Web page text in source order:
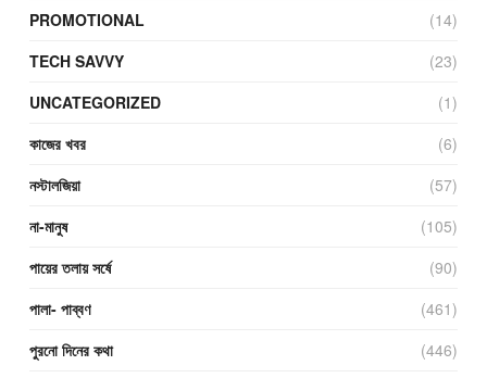
PROMOTIONAL
(14)
TECH SAVVY
(23)
UNCATEGORIZED
(1)
কাজের খবর
(6)
নস্টালজিয়া
(57)
না-মানুষ
(105)
পায়ের তলায় সর্ষে
(90)
পালা- পাব্বণ
(461)
পুরনো দিনের কথা
(446)